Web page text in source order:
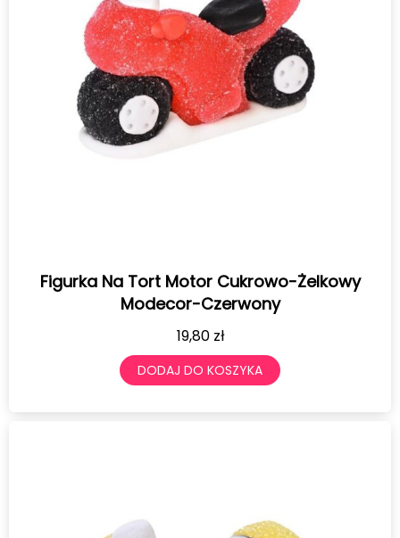
Figurka Na Tort Motor Cukrowo-Żelkowy
Modecor-Czerwony
19,80 zł
DODAJ DO KOSZYKA